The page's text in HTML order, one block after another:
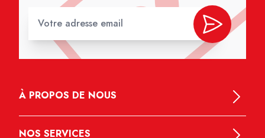
À PROPOS DE NOUS
NOS SERVICES